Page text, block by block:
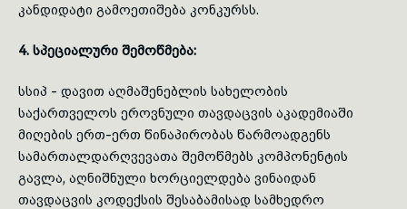
კანდიდატი გამოეთიშება კონკურსს.
4. სპეციალური შემოწმება:
სსიპ - დავით აღმაშენებლის სახელობის
საქართველოს ეროვნული თავდაცვის აკადემიაში
მიღების ერთ-ერთ წინაპირობას წარმოადგენს
სამართალდარღვევათა შემოწმებს კომპონენტის
გავლა, აღნიშნული ხორციელდება ვინაიდან
თავდაცვის კოდექსის შესაბამისად სამხედრო